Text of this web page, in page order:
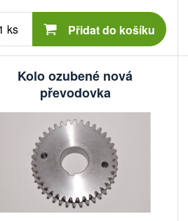
Počet
kusů Přidat do košíku
Kolo ozubené nová
převodovka